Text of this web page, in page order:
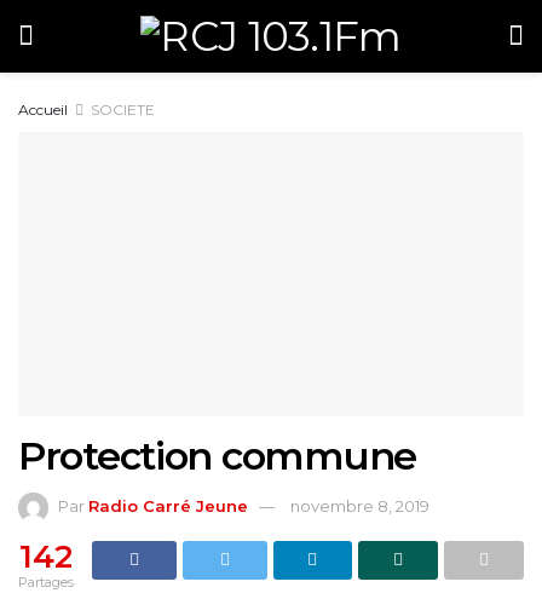
Accueil SOCIETE
Protection commune
Par Radio Carré Jeune novembre 8, 2019
142
Partages